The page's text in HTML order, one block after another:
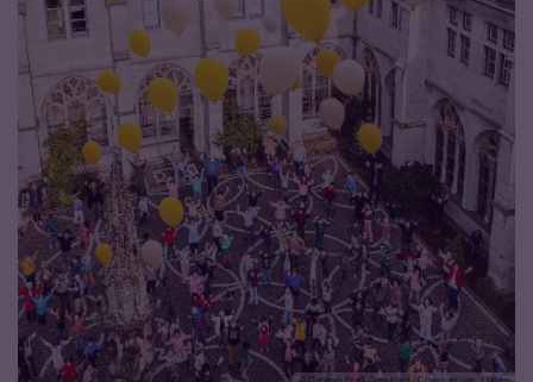
© Carabin Praß Creatives | Christian van ´t Hoen